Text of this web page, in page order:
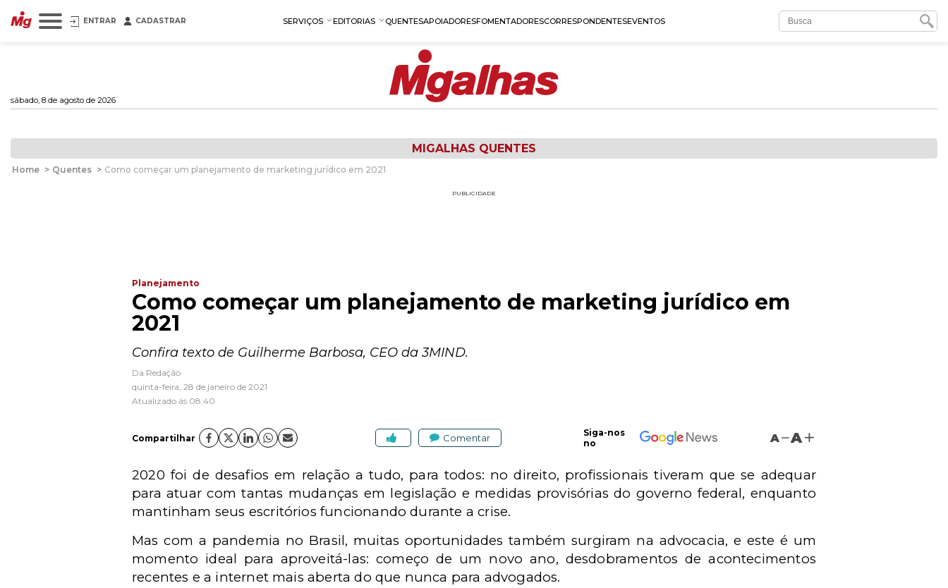
ENTRAR CADASTRAR SERVIÇOS EDITORIAS QUENTESAPOIADORESFOMENTADORESCORRESPONDENTESEVENTOS
sábado, 8 de agosto de 2026
MIGALHAS QUENTES
Home > Quentes > Como começar um planejamento de marketing jurídico em 2021
PUBLICIDADE
Planejamento
Como começar um planejamento de marketing jurídico em
2021
Confira texto de Guilherme Barbosa, CEO da 3MIND.
Da Redação
quinta-feira, 28 de janeiro de 2021
Atualizado às 08:40
Compartilhar Comentar
Siga-nos
no
A A
2020 foi de desafios em relação a tudo, para todos: no direito, profissionais tiveram que se adequar
para atuar com tantas mudanças em legislação e medidas provisórias do governo federal, enquanto
mantinham seus escritórios funcionando durante a crise.
Mas com a pandemia no Brasil, muitas oportunidades também surgiram na advocacia, e este é um
momento ideal para aproveitá-las: começo de um novo ano, desdobramentos de acontecimentos
recentes e a internet mais aberta do que nunca para advogados.